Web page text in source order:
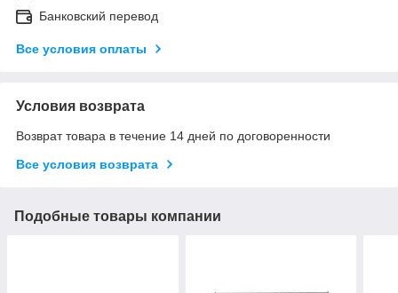
Банковский перевод
Все условия оплаты
Условия возврата
Возврат товара в течение 14 дней по договоренности
Все условия возврата
Подобные товары компании